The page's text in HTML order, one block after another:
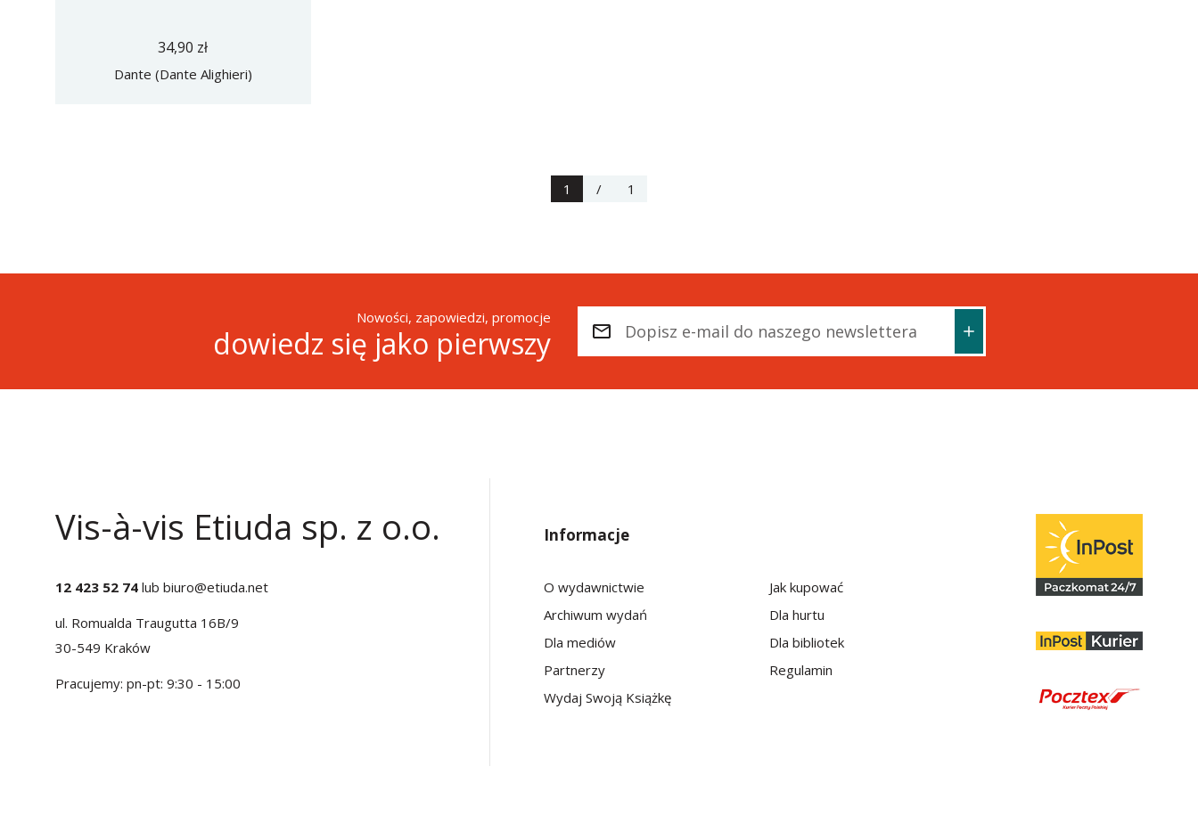
34,90 zł
Dante (Dante Alighieri)
1 / 1
Nowości, zapowiedzi, promocje
dowiedz się jako pierwszy
Vis-à-vis Etiuda sp. z o.o.
12 423 52 74 lub biuro@etiuda.net
ul. Romualda Traugutta 16B/9
30-549 Kraków
Pracujemy: pn-pt: 9:30 - 15:00
Informacje
O wydawnictwie
Archiwum wydań
Dla mediów
Partnerzy
Wydaj Swoją Książkę
Jak kupować
Dla hurtu
Dla bibliotek
Regulamin